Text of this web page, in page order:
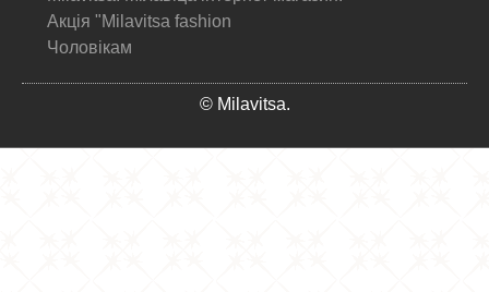
Акція "Milavitsa fashion
Чоловікам
© Milavitsa.